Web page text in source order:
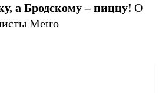
а Бродскому – пиццу! О
Metro